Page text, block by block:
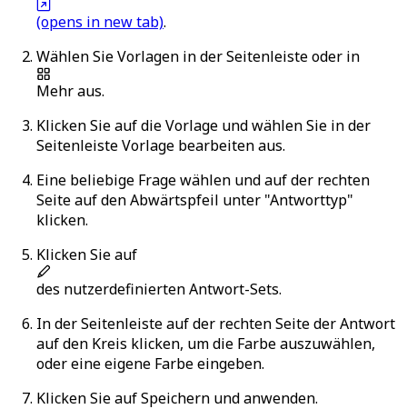
(opens in new tab).
Wählen SieVorlagen in der Seitenleiste oder in
Mehraus.
Klicken Sie auf die Vorlage und wählen Sie in der
SeitenleisteVorlage bearbeitenaus.
Eine beliebige Frage wählen und auf der rechten
Seite auf den Abwärtspfeil unter "Antworttyp"
klicken.
Klicken Sie auf
des nutzerdefinierten Antwort-Sets.
In der Seitenleiste auf der rechten Seite der Antwort
auf den Kreis klicken, um die Farbe auszuwählen,
oder eine eigene Farbe eingeben.
Klicken Sie aufSpeichern und anwenden.